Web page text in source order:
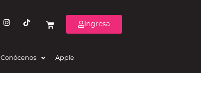
Ingresa
Conócenos Apple